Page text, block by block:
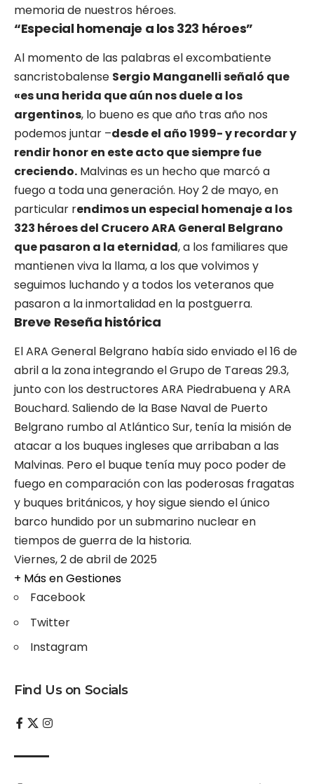
memoria de nuestros héroes.
“Especial homenaje a los 323 héroes”
Al momento de las palabras el excombatiente
sancristobalense Sergio Manganelli señaló que
«es una herida que aún nos duele a los
argentinos, lo bueno es que año tras año nos
podemos juntar –desde el año 1999- y recordar y
rendir honor en este acto que siempre fue
creciendo. Malvinas es un hecho que marcó a
fuego a toda una generación. Hoy 2 de mayo, en
particular rendimos un especial homenaje a los
323 héroes del Crucero ARA General Belgrano
que pasaron a la eternidad, a los familiares que
mantienen viva la llama, a los que volvimos y
seguimos luchando y a todos los veteranos que
pasaron a la inmortalidad en la postguerra.
Breve Reseña histórica
El ARA General Belgrano había sido enviado el 16 de
abril a la zona integrando el Grupo de Tareas 29.3,
junto con los destructores ARA Piedrabuena y ARA
Bouchard. Saliendo de la Base Naval de Puerto
Belgrano rumbo al Atlántico Sur, tenía la misión de
atacar a los buques ingleses que arribaban a las
Malvinas. Pero el buque tenía muy poco poder de
fuego en comparación con las poderosas fragatas
y buques británicos, y hoy sigue siendo el único
barco hundido por un submarino nuclear en
tiempos de guerra de la historia.
Viernes, 2 de abril de 2025
+ Más enGestiones
Facebook
Twitter
Instagram
Find Us on Socials